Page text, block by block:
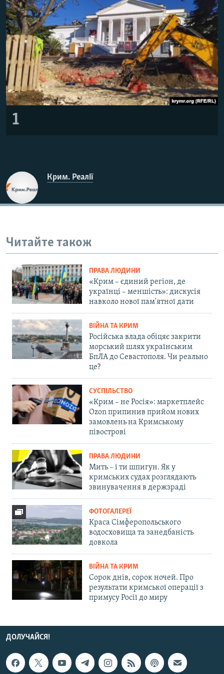
ВІДЕОУРОКИ «ELIFBE»
СВІДЧЕННЯ ОКУПАЦІЇ
УКРАЇНСЬКА ПРОБЛЕМА КРИМУ
ІНФОГРАФІКА
Русский
Qırımtatar
ДОЛУЧАЙСЯ!
1
Крим. Реалії
Читайте також
ПРАВА ЛЮДИНИ
«Крим – єдиний регіон, де
українці – меншість»: дискусія
навколо нової пам'ятної дати
ВІЙНА ТА КРИМ
Російська влада обіцяє закрити
морський шлях українським
БпЛА до Севастополя. Чи реально
це?
СУСПІЛЬСТВО
«Крим – не Росія»: маркетплейс
Ozon припинив прийом нових
замовлень на Кримському
півострові
ПРАВА ЛЮДИНИ
Мить – і ти шпигун. Як у
кримських судах розглядають
звинувачення в держзраді
ФОТОГАЛЕРЕЇ
Краса Сімферопольського
водосховища та занедбаність
довкола
ВІЙНА ТА КРИМ
Сорок днів, сорок ночей. Про
результати кримської операції з
примусу Росії до миру
ДОЛУЧАЙСЯ!